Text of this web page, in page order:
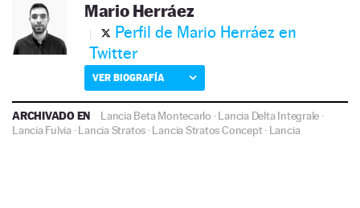
Mario Herráez
Perfil de Mario Herráez en
Twitter
VER BIOGRAFÍA
ARCHIVADO EN Lancia Beta Montecarlo ·Lancia Delta Integrale ·
Lancia Fulvia ·Lancia Stratos ·Lancia Stratos Concept· Lancia